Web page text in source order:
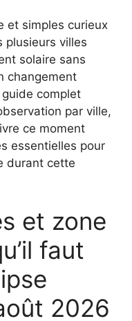
et simples curieux
plusieurs villes
solaire sans
changement
complet
par ville,
ce moment
essentielles pour
durant cette
et zone
faut
2026